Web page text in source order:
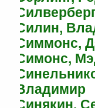
Силин,
Симмонс,
Симонс,
Владимир
Синякин,